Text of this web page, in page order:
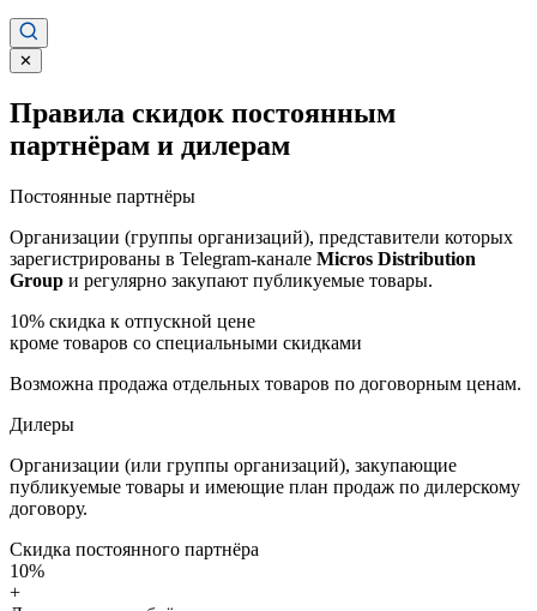
✕
Правила скидок постоянным
партнёрам и дилерам
Постоянные партнёры
Организации (группы организаций), представители которых
зарегистрированы в Telegram-канале Micros Distribution
Group и регулярно закупают публикуемые товары.
10% скидка к отпускной цене
кроме товаров со специальными скидками
Возможна продажа отдельных товаров по договорным ценам.
Дилеры
Организации (или группы организаций), закупающие
публикуемые товары и имеющие план продаж по дилерскому
договору.
Скидка постоянного партнёра
10%
+